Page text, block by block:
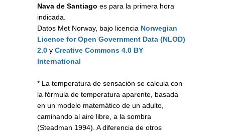
Nava de Santiago es para la primera hora
indicada.
Datos Met Norway, bajo licencia Norwegian
Licence for Open Government Data (NLOD)
2.0 y Creative Commons 4.0 BY
International
* La temperatura de sensación se calcula con
la fórmula de temperatura aparente, basada
en un modelo matemático de un adulto,
caminando al aire libre, a la sombra
(Steadman 1994). A diferencia de otros